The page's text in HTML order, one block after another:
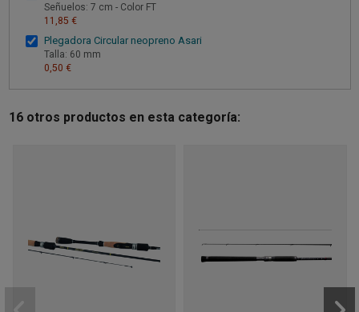
Señuelos: 7 cm - Color FT
11,85 €
Plegadora Circular neopreno Asari
Talla: 60 mm
0,50 €
16 otros productos en esta categoría: